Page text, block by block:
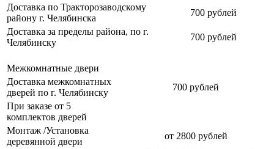
Доставка по Тракторозаводскому
району г. Челябинска
700 рублей
Доставка за пределы района, по г.
Челябинску
700 рублей
Межкомнатные двери
Доставка межкомнатных
дверей по г. Челябинску
700 рублей
При заказе от 5
комплектов дверей
Монтаж /Установка
деревянной двери
от 2800 рублей